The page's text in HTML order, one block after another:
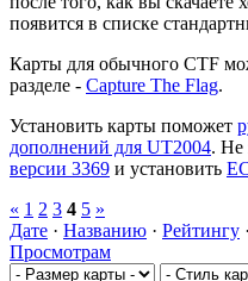
появится в списке
Карты для обычного CTF
разделе - Capture The Flag.
Установить карты поможет
дополнений для UT2004. Не
версии 3369 и установить
« 1 2 3 4 5 »
Дате · Названию · Рейтингу ·
Просмотрам